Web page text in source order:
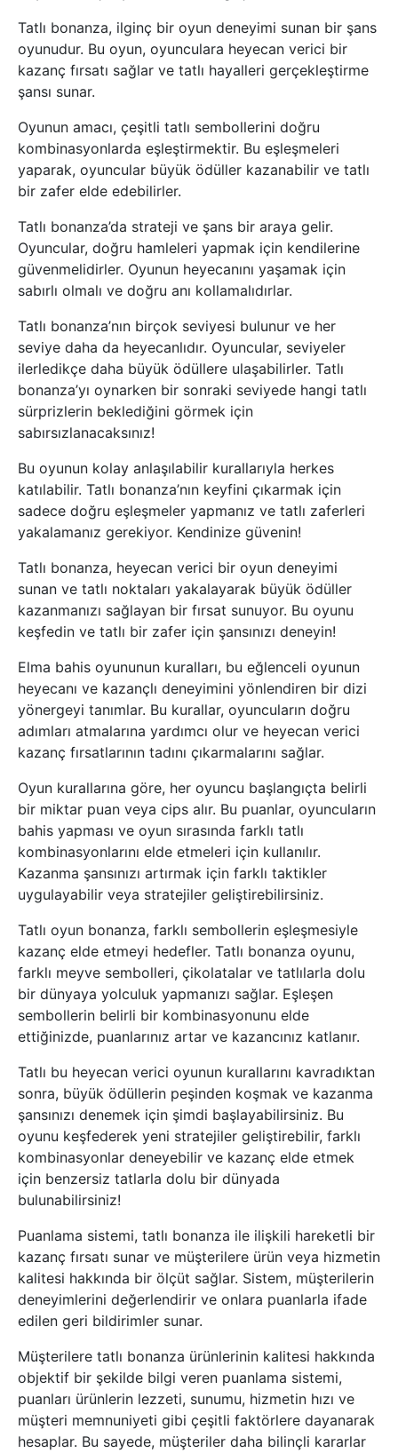
Tatlı bonanza, ilginç bir oyun deneyimi sunan bir şans
oyunudur. Bu oyun, oyunculara heyecan verici bir
kazanç fırsatı sağlar ve tatlı hayalleri gerçekleştirme
şansı sunar.
Oyunun amacı, çeşitli tatlı sembollerini doğru
kombinasyonlarda eşleştirmektir. Bu eşleşmeleri
yaparak, oyuncular büyük ödüller kazanabilir ve tatlı
bir zafer elde edebilirler.
Tatlı bonanza’da strateji ve şans bir araya gelir.
Oyuncular, doğru hamleleri yapmak için kendilerine
güvenmelidirler. Oyunun heyecanını yaşamak için
sabırlı olmalı ve doğru anı kollamalıdırlar.
Tatlı bonanza’nın birçok seviyesi bulunur ve her
seviye daha da heyecanlıdır. Oyuncular, seviyeler
ilerledikçe daha büyük ödüllere ulaşabilirler. Tatlı
bonanza’yı oynarken bir sonraki seviyede hangi tatlı
sürprizlerin beklediğini görmek için
sabırsızlanacaksınız!
Bu oyunun kolay anlaşılabilir kurallarıyla herkes
katılabilir. Tatlı bonanza’nın keyfini çıkarmak için
sadece doğru eşleşmeler yapmanız ve tatlı zaferleri
yakalamanız gerekiyor. Kendinize güvenin!
Tatlı bonanza, heyecan verici bir oyun deneyimi
sunan ve tatlı noktaları yakalayarak büyük ödüller
kazanmanızı sağlayan bir fırsat sunuyor. Bu oyunu
keşfedin ve tatlı bir zafer için şansınızı deneyin!
Elma bahis oyununun kuralları, bu eğlenceli oyunun
heyecanı ve kazançlı deneyimini yönlendiren bir dizi
yönergeyi tanımlar. Bu kurallar, oyuncuların doğru
adımları atmalarına yardımcı olur ve heyecan verici
kazanç fırsatlarının tadını çıkarmalarını sağlar.
Oyun kurallarına göre, her oyuncu başlangıçta belirli
bir miktar puan veya cips alır. Bu puanlar, oyuncuların
bahis yapması ve oyun sırasında farklı tatlı
kombinasyonlarını elde etmeleri için kullanılır.
Kazanma şansınızı artırmak için farklı taktikler
uygulayabilir veya stratejiler geliştirebilirsiniz.
Tatlı oyun bonanza, farklı sembollerin eşleşmesiyle
kazanç elde etmeyi hedefler. Tatlı bonanza oyunu,
farklı meyve sembolleri, çikolatalar ve tatlılarla dolu
bir dünyaya yolculuk yapmanızı sağlar. Eşleşen
sembollerin belirli bir kombinasyonunu elde
ettiğinizde, puanlarınız artar ve kazancınız katlanır.
Tatlı bu heyecan verici oyunun kurallarını kavradıktan
sonra, büyük ödüllerin peşinden koşmak ve kazanma
şansınızı denemek için şimdi başlayabilirsiniz. Bu
oyunu keşfederek yeni stratejiler geliştirebilir, farklı
kombinasyonlar deneyebilir ve kazanç elde etmek
için benzersiz tatlarla dolu bir dünyada
bulunabilirsiniz!
Puanlama sistemi, tatlı bonanza ile ilişkili hareketli bir
kazanç fırsatı sunar ve müşterilere ürün veya hizmetin
kalitesi hakkında bir ölçüt sağlar. Sistem, müşterilerin
deneyimlerini değerlendirir ve onlara puanlarla ifade
edilen geri bildirimler sunar.
Müşterilere tatlı bonanza ürünlerinin kalitesi hakkında
objektif bir şekilde bilgi veren puanlama sistemi,
puanları ürünlerin lezzeti, sunumu, hizmetin hızı ve
müşteri memnuniyeti gibi çeşitli faktörlere dayanarak
hesaplar. Bu sayede, müşteriler daha bilinçli kararlar